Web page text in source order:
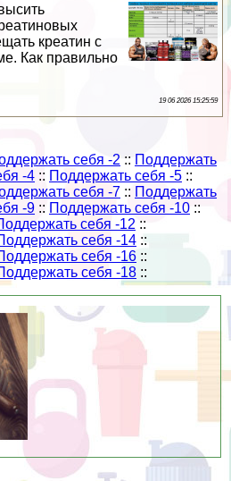
креатин с
Как правильно
19 06 2026 15:25:59
себя -2 :: Поддержать
-4 :: Поддержать себя -5 ::
себя -7 :: Поддержать
-9 :: Поддержать себя -10 ::
себя -12 ::
себя -14 ::
себя -16 ::
себя -18 ::